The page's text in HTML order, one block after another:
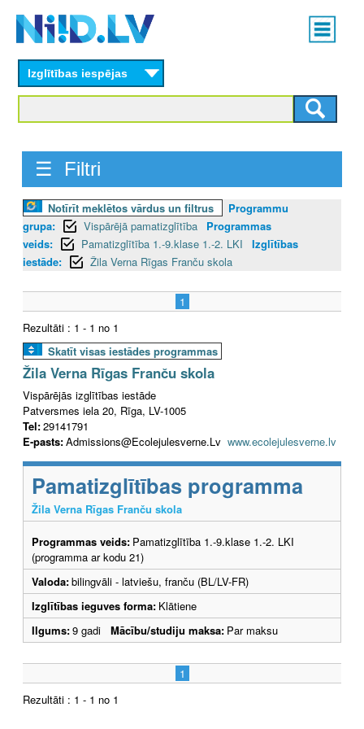
content
Main
menu
Izglītības iespējas
☰ Filtri
Notīrīt meklētos vārdus un filtrus
Programmu
grupa:
Vispārējā pamatizglītība
Programmas
veids:
Pamatizglītība 1.-9.klase 1.-2. LKI
Izglītības
iestāde:
Žila Verna Rīgas Franču skola
1
Rezultāti : 1 - 1 no 1
Skatīt visas iestādes programmas
Žila Verna Rīgas Franču skola
Vispārējās izglītības iestāde
Patversmes iela 20, Rīga, LV-1005
Tel:29141791
E-pasts:Admissions@Ecolejulesverne.Lv www.ecolejulesverne.lv
Pamatizglītības programma
Žila Verna Rīgas Franču skola
Programmas veids: Pamatizglītība 1.-9.klase 1.-2. LKI
(programma ar kodu 21)
Valoda:bilingvāli - latviešu, franču (BL/LV-FR)
Izglītības ieguves forma: Klātiene
Ilgums:9 gadi Mācību/studiju maksa: Par maksu
1
Rezultāti : 1 - 1 no 1